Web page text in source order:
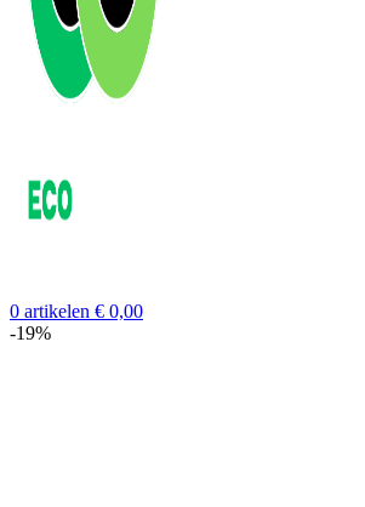
0 artikelen € 0,00
-19%